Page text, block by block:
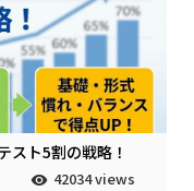
スト5割の戦略！
42034 views